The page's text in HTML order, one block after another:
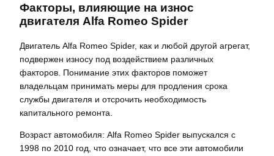
Факторы, влияющие на износ
двигателя Alfa Romeo Spider
Двигатель Alfa Romeo Spider, как и любой другой агрегат,
подвержен износу под воздействием различных
факторов. Понимание этих факторов поможет
владельцам принимать меры для продления срока
службы двигателя и отсрочить необходимость
капитального ремонта.
Возраст автомобиля: Alfa Romeo Spider выпускался с
1998 по 2010 год, что означает, что все эти автомобили